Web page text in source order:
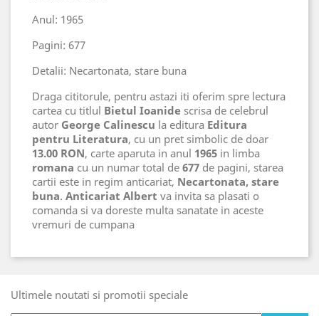
Anul: 1965
Pagini: 677
Detalii: Necartonata, stare buna
Draga cititorule, pentru astazi iti oferim spre lectura
cartea cu titlul Bietul Ioanide scrisa de celebrul
autor George Calinescu la editura Editura
pentru Literatura, cu un pret simbolic de doar
13.00 RON, carte aparuta in anul 1965 in limba
romana cu un numar total de 677 de pagini, starea
cartii este in regim anticariat, Necartonata, stare
buna. Anticariat Albert va invita sa plasati o
comanda si va doreste multa sanatate in aceste
vremuri de cumpana
Ultimele noutati si promotii speciale